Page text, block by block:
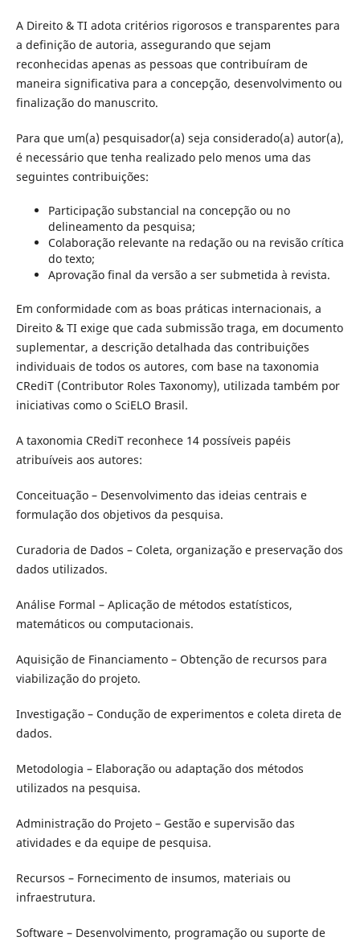
A Direito & TI adota critérios rigorosos e transparentes para
a definição de autoria, assegurando que sejam
reconhecidas apenas as pessoas que contribuíram de
maneira significativa para a concepção, desenvolvimento ou
finalização do manuscrito.
Para que um(a) pesquisador(a) seja considerado(a) autor(a),
é necessário que tenha realizado pelo menos uma das
seguintes contribuições:
Participação substancial na concepção ou no
delineamento da pesquisa;
Colaboração relevante na redação ou na revisão crítica
do texto;
Aprovação final da versão a ser submetida à revista.
Em conformidade com as boas práticas internacionais, a
Direito & TI exige que cada submissão traga, em documento
suplementar, a descrição detalhada das contribuições
individuais de todos os autores, com base na taxonomia
CRediT (Contributor Roles Taxonomy), utilizada também por
iniciativas como o SciELO Brasil.
A taxonomia CRediT reconhece 14 possíveis papéis
atribuíveis aos autores:
Conceituação – Desenvolvimento das ideias centrais e
formulação dos objetivos da pesquisa.
Curadoria de Dados – Coleta, organização e preservação dos
dados utilizados.
Análise Formal – Aplicação de métodos estatísticos,
matemáticos ou computacionais.
Aquisição de Financiamento – Obtenção de recursos para
viabilização do projeto.
Investigação – Condução de experimentos e coleta direta de
dados.
Metodologia – Elaboração ou adaptação dos métodos
utilizados na pesquisa.
Administração do Projeto – Gestão e supervisão das
atividades e da equipe de pesquisa.
Recursos – Fornecimento de insumos, materiais ou
infraestrutura.
Software – Desenvolvimento, programação ou suporte de